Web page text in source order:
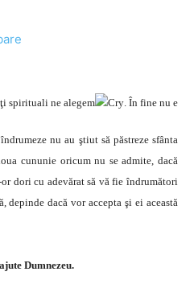
spirituali ne alegem . În fine nu e
nu au ştiut să păstreze sfânta
cununie oricum nu se admite, dacă
dori cu adevărat să vă fie îndrumători
depinde dacă vor accepta şi ei această
Dumnezeu.